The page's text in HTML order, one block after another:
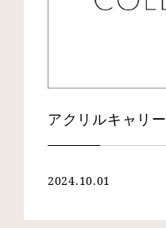
アクリルキャリー
2024.10.01